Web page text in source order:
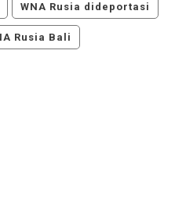
WNA Rusia dideportasi
Rusia Bali